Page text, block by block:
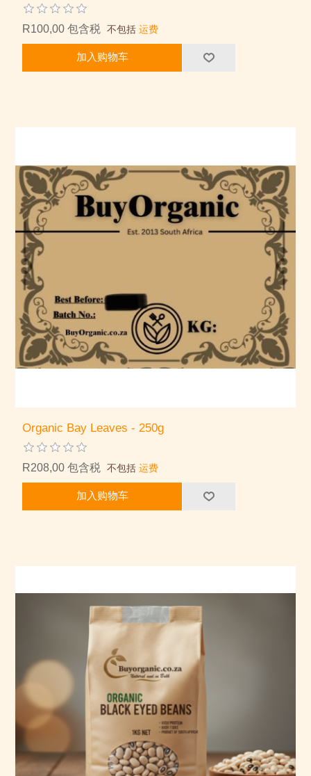
R100,00 包含税 不包括运费
加入购物车
Organic Bay Leaves - 250g
R208,00 包含税 不包括运费
加入购物车